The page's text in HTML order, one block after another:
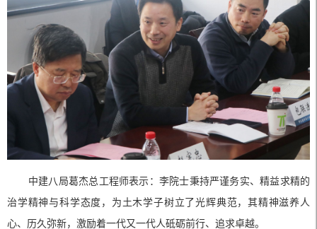
中建八局葛杰总工程师表示：李院士秉持严谨务实、精益求精的
治学精神与科学态度，为土木学子树立了光辉典范，其精神滋养人
心、历久弥新，激励着一代又一代人砥砺前行、追求卓越。